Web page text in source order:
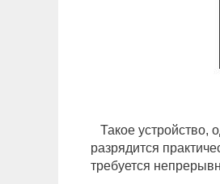
Такое устройство,
разрядится
требуется